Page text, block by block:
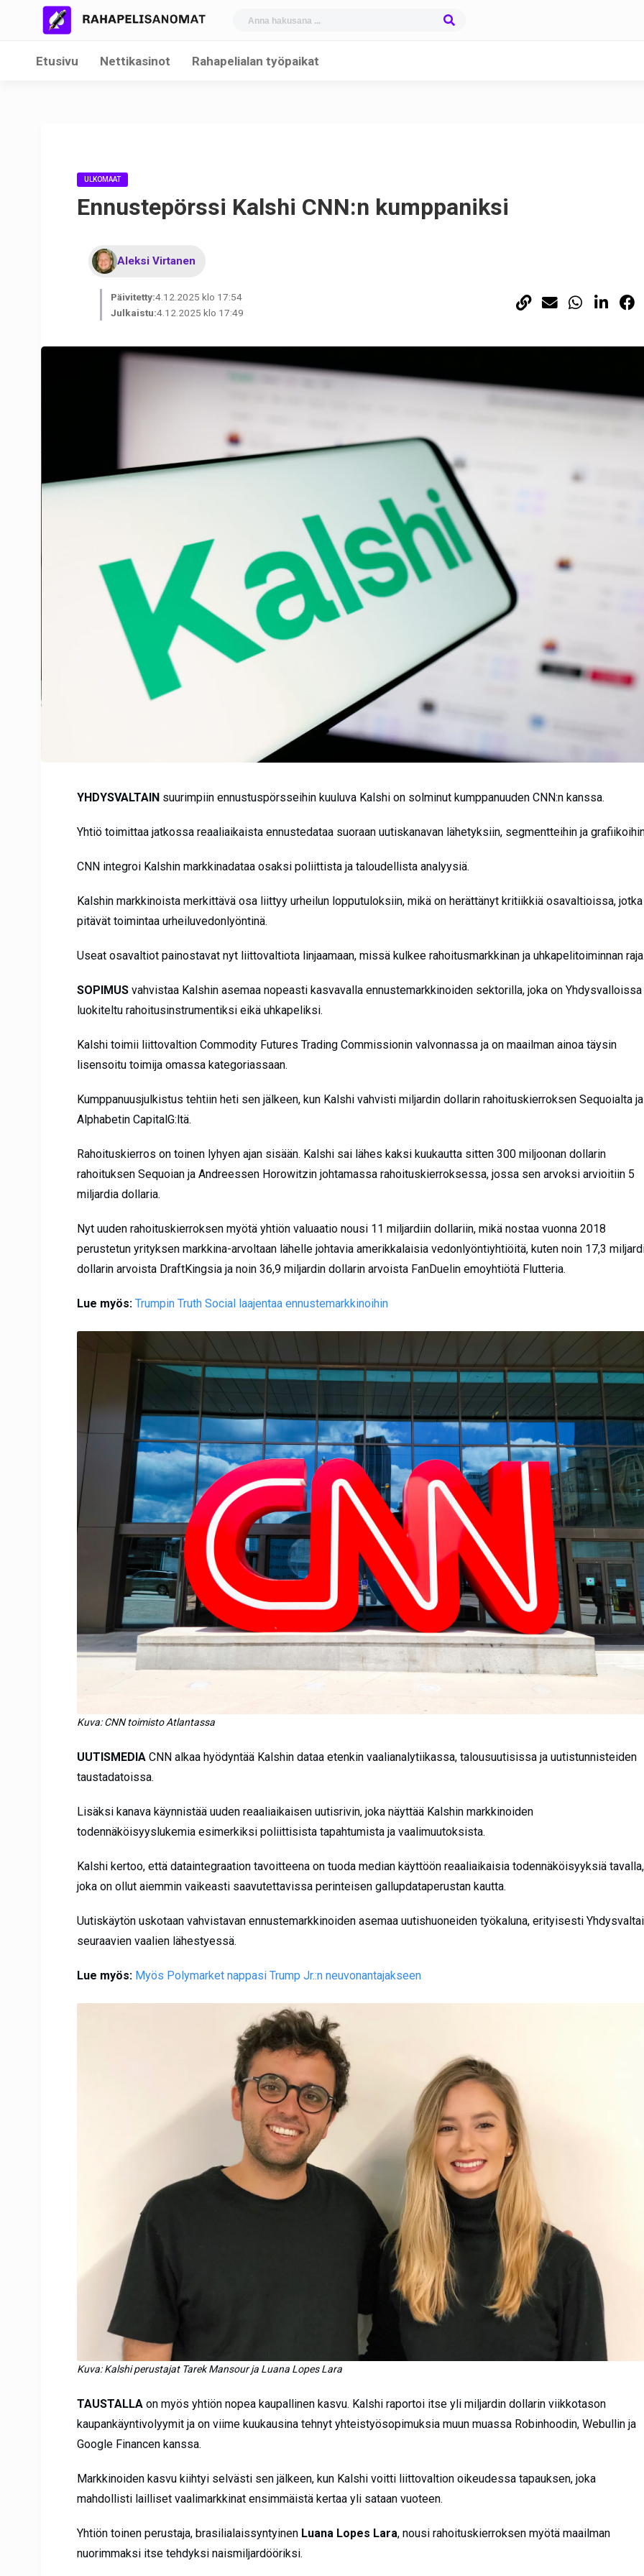
Etusivu Nettikasinot Rahapelialan työpaikat
ULKOMAAT
Ennustepörssi Kalshi CNN:n kumppaniksi
Aleksi Virtanen
Päivitetty:4.12.2025 klo 17:54
Julkaistu:4.12.2025 klo 17:49
YHDYSVALTAIN suurimpiin ennustuspörsseihin kuuluva Kalshi on solminut kumppanuuden CNN:n kanssa.
Yhtiö toimittaa jatkossa reaaliaikaista ennustedataa suoraan uutiskanavan lähetyksiin, segmentteihin ja
CNN integroi Kalshin markkinadataa osaksi poliittista ja taloudellista analyysiä.
Kalshin markkinoista merkittävä osa liittyy urheilun lopputuloksiin, mikä on herättänyt kritiikkiä osavaltioissa, jotka
pitävät toimintaa urheiluvedonlyöntinä.
Useat osavaltiot painostavat nyt liittovaltiota linjaamaan, missä kulkee rahoitusmarkkinan ja uhkapelitoiminnan
SOPIMUS vahvistaa Kalshin asemaa nopeasti kasvavalla ennustemarkkinoiden sektorilla, joka on Yhdysvalloissa
luokiteltu rahoitusinstrumentiksi eikä uhkapeliksi.
Kalshi toimii liittovaltion Commodity Futures Trading Commissionin valvonnassa ja on maailman ainoa täysin
lisensoitu toimija omassa kategoriassaan.
Kumppanuusjulkistus tehtiin heti sen jälkeen, kun Kalshi vahvisti miljardin dollarin rahoituskierroksen Sequoialta ja
Alphabetin CapitalG:ltä.
Rahoituskierros on toinen lyhyen ajan sisään. Kalshi sai lähes kaksi kuukautta sitten 300 miljoonan dollarin
rahoituksen Sequoian ja Andreessen Horowitzin johtamassa rahoituskierroksessa, jossa sen arvoksi arvioitiin 5
miljardia dollaria.
Nyt uuden rahoituskierroksen myötä yhtiön valuaatio nousi 11 miljardiin dollariin, mikä nostaa vuonna 2018
perustetun yrityksen markkina-arvoltaan lähelle johtavia amerikkalaisia vedonlyöntiyhtiöitä, kuten noin 17,3
dollarin arvoista DraftKingsia ja noin 36,9 miljardin dollarin arvoista FanDuelin emoyhtiötä Flutteria.
Lue myös: Trumpin Truth Social laajentaa ennustemarkkinoihin
Kuva: CNN toimisto Atlantassa
UUTISMEDIA CNN alkaa hyödyntää Kalshin dataa etenkin vaalianalytiikassa, talousuutisissa ja uutistunnisteiden
taustadatoissa.
Lisäksi kanava käynnistää uuden reaaliaikaisen uutisrivin, joka näyttää Kalshin markkinoiden
todennäköisyyslukemia esimerkiksi poliittisista tapahtumista ja vaalimuutoksista.
Kalshi kertoo, että dataintegraation tavoitteena on tuoda median käyttöön reaaliaikaisia todennäköisyyksiä tavalla,
joka on ollut aiemmin vaikeasti saavutettavissa perinteisen gallupdataperustan kautta.
Uutiskäytön uskotaan vahvistavan ennustemarkkinoiden asemaa uutishuoneiden työkaluna, erityisesti
seuraavien vaalien lähestyessä.
Lue myös: Myös Polymarket nappasi Trump Jr.:n neuvonantajakseen
Kuva: Kalshi perustajat Tarek Mansour ja Luana Lopes Lara
TAUSTALLA on myös yhtiön nopea kaupallinen kasvu. Kalshi raportoi itse yli miljardin dollarin viikkotason
kaupankäyntivolyymit ja on viime kuukausina tehnyt yhteistyösopimuksia muun muassa Robinhoodin, Webullin ja
Google Financen kanssa.
Markkinoiden kasvu kiihtyi selvästi sen jälkeen, kun Kalshi voitti liittovaltion oikeudessa tapauksen, joka
mahdollisti lailliset vaalimarkkinat ensimmäistä kertaa yli sataan vuoteen.
Yhtiön toinen perustaja, brasilialaissyntyinen Luana Lopes Lara, nousi rahoituskierroksen myötä maailman
nuorimmaksi itse tehdyksi naismiljardööriksi.